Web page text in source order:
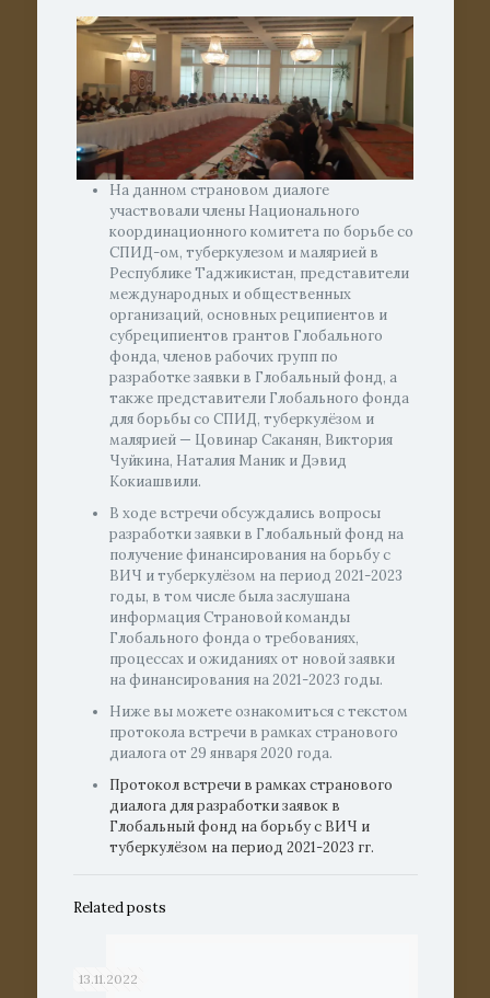
На данном страновом диалоге
участвовали члены Национального
координационного комитета по борьбе со
СПИД-ом, туберкулезом и малярией в
Республике Таджикистан, представители
международных и общественных
организаций, основных реципиентов и
субреципиентов грантов Глобального
фонда, членов рабочих групп по
разработке заявки в Глобальный фонд, а
также представители Глобального фонда
для борьбы со СПИД, туберкулёзом и
малярией — Цовинар Саканян, Виктория
Чуйкина, Наталия Маник и Дэвид
Кокиашвили.
В ходе встречи обсуждались вопросы
разработки заявки в Глобальный фонд на
получение финансирования на борьбу с
ВИЧ и туберкулёзом на период 2021-2023
годы, в том числе была заслушана
информация Страновой команды
Глобального фонда о требованиях,
процессах и ожиданиях от новой заявки
на финансирования на 2021-2023 годы.
Ниже вы можете ознакомиться с текстом
протокола встречи в рамках странового
диалога от 29 января 2020 года.
Протокол встречи в рамках странового
диалога для разработки заявок в
Глобальный фонд на борьбу с ВИЧ и
туберкулёзом на период 2021-2023 гг.
Related posts
13.11.2022